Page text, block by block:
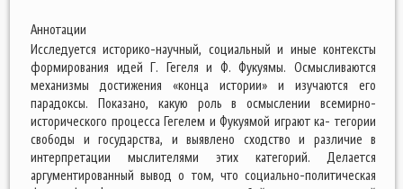
Аннотации
Исследуется историко-научный, социальный и иные контексты
формирования идей Г. Гегеля и Ф. Фукуямы. Осмысливаются
механизмы достижения «конца истории» и изучаются его
парадоксы. Показано, какую роль в осмыслении всемирно-
исторического процесса Гегелем и Фукуямой играют ка- тегории
свободы и государства, и выявлено сходство и различие в
интерпретации мыслителями этих категорий. Делается
аргументированный вывод о том, что социально-политическая